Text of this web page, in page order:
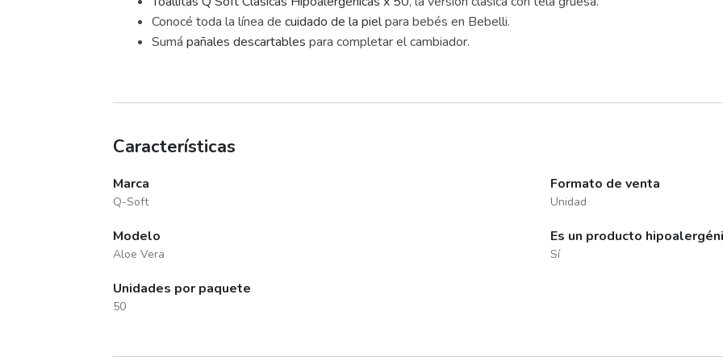
Conocé toda la línea decuidado de la pielpara bebés en Bebelli.
Sumápañales descartables para completar el cambiador.
Características
Marca
Q-Soft
Modelo
Aloe Vera
Unidades por paquete
50
Formato de venta
Unidad
Es un producto
Sí